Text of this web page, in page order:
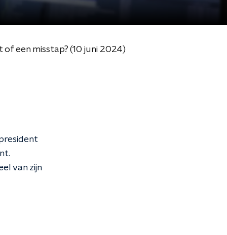
een misstap? (10 juni 2024)
van zijn